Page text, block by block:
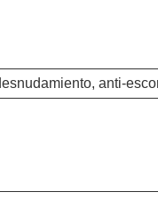
anti-